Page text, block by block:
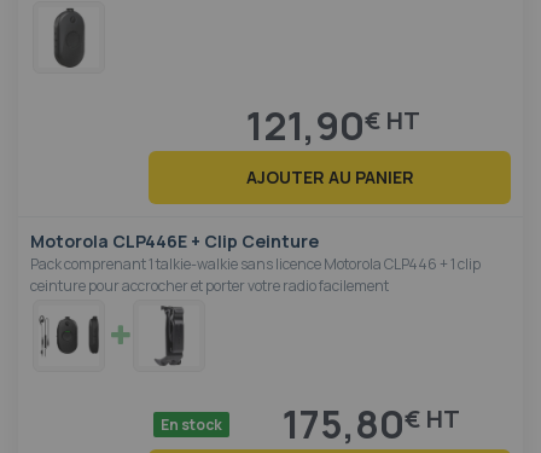
121,90€
AJOUTER AU PANIER
Motorola CLP446E + Clip Ceinture
Pack comprenant 1 talkie-walkie sans licence Motorola CLP446 + 1 clip
ceinture pour accrocher et porter votre radio facilement
En stock 175,80€